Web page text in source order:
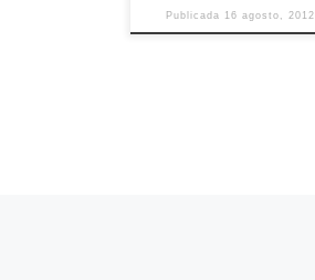
Publicada 16 agosto, 2012